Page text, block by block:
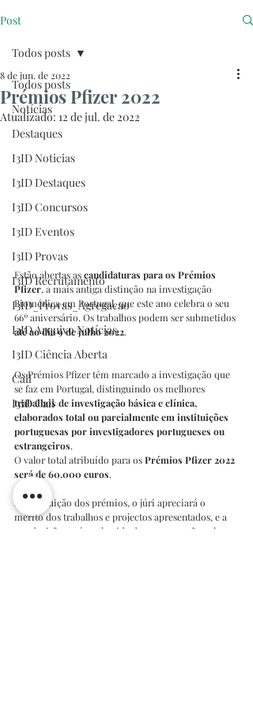
Post
Todos posts
Notícias
Destaques
I3ID Noticias
I3ID Destaques
I3ID Concursos
I3ID Eventos
I3ID Provas
I3ID Recrutamento
I3ID_Provas_Agregacao
I3ID Arquivo Notícias
I3ID Ciência Aberta
Call
I3ID Call
Todos posts
Prémios Pfizer 2022
8 de jun. de 2022
Atualizado: 12 de jul. de 2022
Estão abertas as candidaturas para os Prémios
Pfizer, a mais antiga distinção na investigação
Biomédica em Portugal, que este ano celebra o seu
66º aniversário. Os trabalhos podem ser submetidos
até ao dia 9 de julho 2022.
Os Prémios Pfizer têm marcado a investigação que
se faz em Portugal, distinguindo os melhores
trabalhos de investigação básica e clínica,
elaborados total ou parcialmente em instituições
portuguesas por investigadores portugueses ou
estrangeiros.
O valor total atribuído para os Prémios Pfizer 2022
será de 60.000 euros.
Na atribuição dos prémios, o júri apreciará o
mérito dos trabalhos e projectos apresentados, e a
sua decisão será conhecida durante a sessão solene